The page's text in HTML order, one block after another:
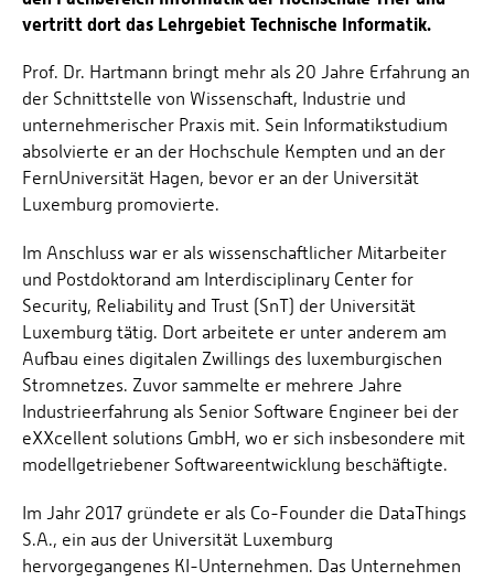
vertritt dort das Lehrgebiet Technische Informatik.
Prof. Dr. Hartmann bringt mehr als 20 Jahre Erfahrung an
der Schnittstelle von Wissenschaft, Industrie und
unternehmerischer Praxis mit. Sein Informatikstudium
absolvierte er an der Hochschule Kempten und an der
FernUniversität Hagen, bevor er an der Universität
Luxemburg promovierte.
Im Anschluss war er als wissenschaftlicher Mitarbeiter
und Postdoktorand am Interdisciplinary Center for
Security, Reliability and Trust (SnT) der Universität
Luxemburg tätig. Dort arbeitete er unter anderem am
Aufbau eines digitalen Zwillings des luxemburgischen
Stromnetzes. Zuvor sammelte er mehrere Jahre
Industrieerfahrung als Senior Software Engineer bei der
eXXcellent solutions GmbH, wo er sich insbesondere mit
modellgetriebener Softwareentwicklung beschäftigte.
Im Jahr 2017 gründete er als Co-Founder die DataThings
S.A., ein aus der Universität Luxemburg
hervorgegangenes KI-Unternehmen. Das Unternehmen